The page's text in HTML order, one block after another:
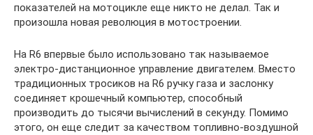
показателей на мотоцикле еще никто не делал. Так и
произошла новая революция в мотостроении.
На R6 впервые было использовано так называемое
электро-дистанционное управление двигателем. Вместо
традиционных тросиков на R6 ручку газа и заслонку
соединяет крошечный компьютер, способный
производить до тысячи вычислений в секунду. Помимо
этого, он еще следит за качеством топливно-воздушной